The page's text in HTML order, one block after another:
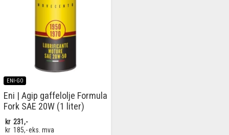
ENI-GO
Eni | Agip gaffelolje Formula
Fork SAE 20W (1 liter)
kr 231,-
kr 185,-eks. mva